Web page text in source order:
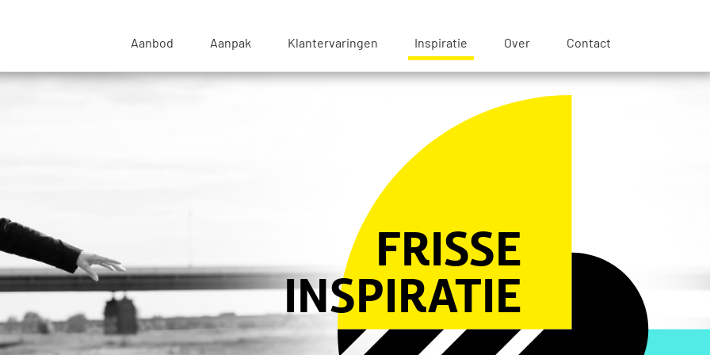
Aanbod Aanpak Klantervaringen Inspiratie Over Contact
FRISSE
INSPIRATIE